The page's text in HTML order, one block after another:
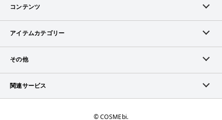
メンバーログイン
メンバー会員について
アイテム掲載リクエスト
コンテンツ
ランキング
ブランドから探す
ピックアップ特集
アイテムカテゴリー
スキンケア
その他
お問い合わせ（ブランド様）
関連サービス
©︎ COSMEbi.